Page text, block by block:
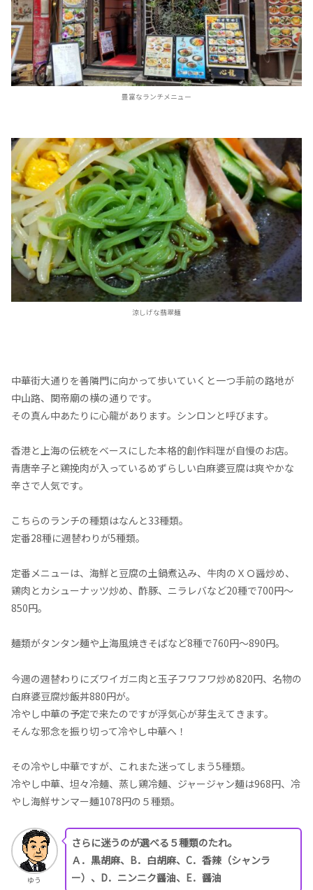
豊富なランチメニュー
涼しげな翡翠麺
中華街大通りを善隣門に向かって歩いていくと一つ手前の路地が
中山路、関帝廟の横の通りです。
その真ん中あたりに心龍があります。シンロンと呼びます。
香港と上海の伝統をベースにした本格的創作料理が自慢のお店。
青唐辛子と鶏挽肉が入っているめずらしい白麻婆豆腐は爽やかな
辛さで人気です。
こちらのランチの種類はなんと33種類。
定番28種に週替わりが5種類。
定番メニューは、海鮮と豆腐の土鍋煮込み、牛肉のＸＯ醤炒め、
鶏肉とカシューナッツ炒め、酢豚、ニラレバなど20種で700円～
850円。
麺類がタンタン麺や上海風焼きそばなど8種で760円～890円。
今週の週替わりにズワイガニ肉と玉子フワフワ炒め820円、名物の
白麻婆豆腐炒飯丼880円が。
冷やし中華の予定で来たのですが浮気心が芽生えてきます。
そんな邪念を振り切って冷やし中華へ！
その冷やし中華ですが、これまた迷ってしまう5種類。
冷やし中華、坦々冷麺、蒸し鶏冷麺、ジャージャン麺は968円、冷
やし海鮮サンマー麺1078円の５種類。
ゆう
さらに迷うのが選べる５種類のたれ。
Ａ．黒胡麻、B．白胡麻、C．香辣（シャンラ
ー）、D．ニンニク醤油、E．醤油